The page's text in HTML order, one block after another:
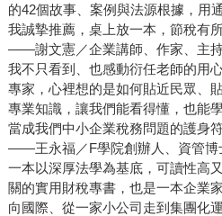
的42個故事、案例與法源根據，用
我誠摯推薦，桌上放一本，節稅有所
——謝文憲／企業講師、作家、主
我不只看到、也感動衍任老師的用
專家，心裡想的是如何貼近民眾、
專業知識，讓我們能看得懂，也能
當成我們中小企業稅務問題的護身符
——王永福／F學院創辦人、資管博
一本以深厚法學為基底，可讀性高
關的實用財稅專書，也是一本企業
向國際、從一家小公司走到集團化